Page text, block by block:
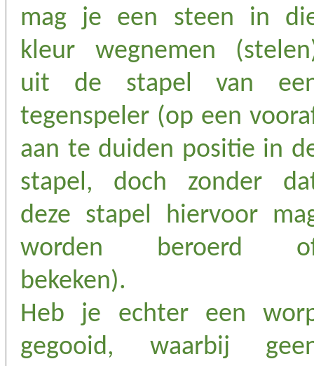
mag je een steen in
kleur wegnemen
uit de stapel van
tegenspeler (op een
aan te duiden positie in
stapel, doch zonder
deze stapel hiervoor
worden beroerd
bekeken).
Heb je echter een
gegooid, waarbij